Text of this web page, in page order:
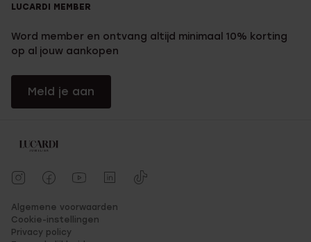
LUCARDI MEMBER
Word member en ontvang altijd minimaal 10% korting
op al jouw aankopen
Meld je aan
Algemene voorwaarden
Cookie-instellingen
Privacy policy